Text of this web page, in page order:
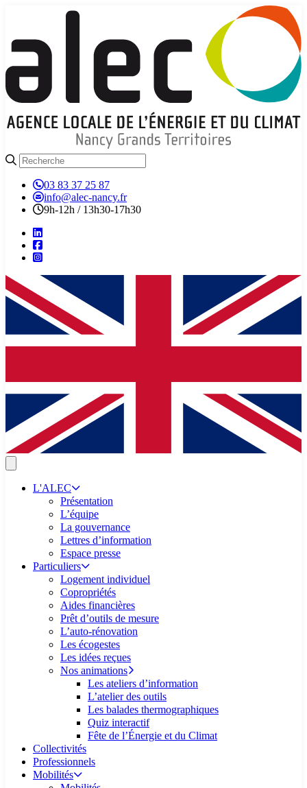
03 83 37 25 87
info@alec-nancy.fr
9h-12h / 13h30-17h30
L'ALEC
Présentation
L’équipe
La gouvernance
Lettres d’information
Espace presse
Particuliers
Logement individuel
Copropriétés
Aides financières
Prêt d’outils de mesure
L’auto-rénovation
Les écogestes
Les idées reçues
Nos animations
Les ateliers d’information
L’atelier des outils
Les balades thermographiques
Quiz interactif
Fête de l’Énergie et du Climat
Collectivités
Professionnels
Mobilités